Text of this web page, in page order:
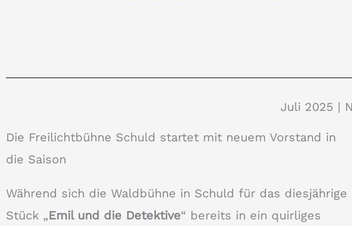
Juli 2025 |
Die Freilichtbühne Schuld startet mit neuem Vorstand in
die Saison
Während sich die Waldbühne in Schuld für das diesjährige
Stück „Emil und die Detektive“ bereits in ein quirliges